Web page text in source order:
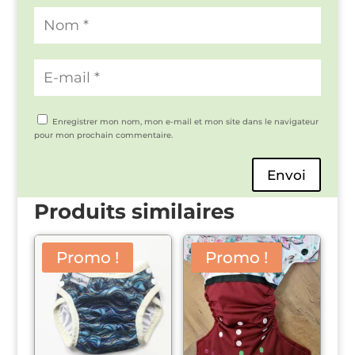
Enregistrer mon nom, mon e-mail et mon site dans le navigateur
pour mon prochain commentaire.
Envoi
Produits similaires
Promo ! Promo !